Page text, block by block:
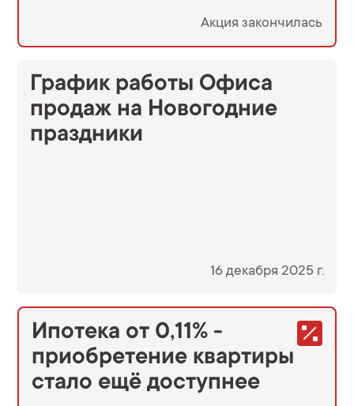
Акция закончилась
График работы Офиса
продаж на Новогодние
праздники
16 декабря 2025 г.
Ипотека от 0,11% -
приобретение квартиры
стало ещё доступнее